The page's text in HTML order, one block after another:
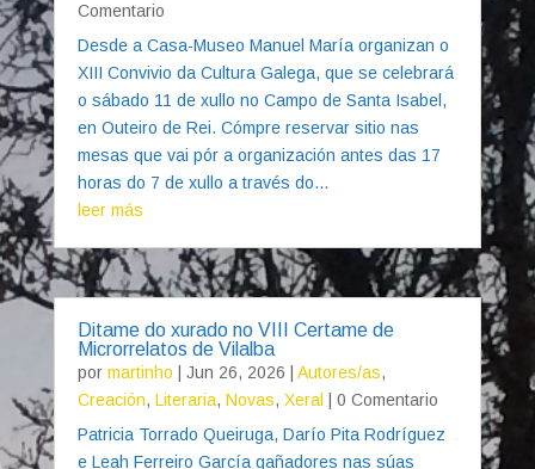
Comentario
Desde a Casa-Museo Manuel María organizan o
XIII Convivio da Cultura Galega, que se celebrará
o sábado 11 de xullo no Campo de Santa Isabel,
en Outeiro de Rei. Cómpre reservar sitio nas
mesas que vai pór a organización antes das 17
horas do 7 de xullo a través do...
leer más
Ditame do xurado no VIII Certame de
Microrrelatos de Vilalba
por martinho Jun 26, 2026 Autores/as,
Creación, Literaria, Novas, Xeral
| 0 Comentario
Patricia Torrado Queiruga, Darío Pita Rodríguez
e Leah Ferreiro García gañadores nas súas